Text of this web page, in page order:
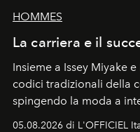
HOMMES
La carriera e il
Insieme a Issey Miyake
codici tradizionali della
spingendo la moda a
formali e a ridefinire il
05.08.2026 di L'OFFICIEL